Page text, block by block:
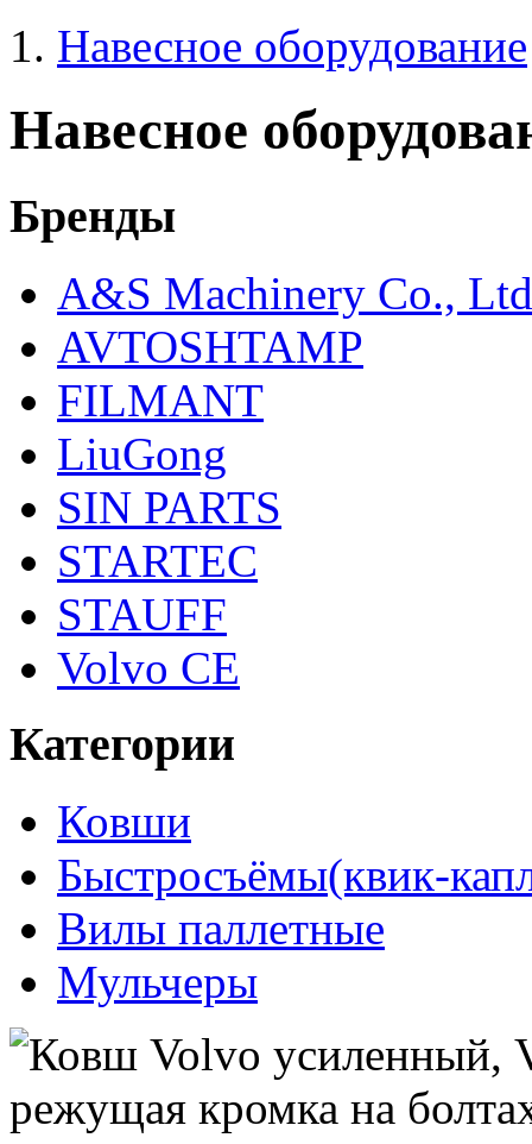
Навесное оборудование
Навесное
Бренды
A&S Machinery Co., Ltd
AVTOSHTAMP
FILMANT
LiuGong
SIN PARTS
STARTEC
STAUFF
Volvo CE
Категории
Ковши
Быстросъёмы(квик-
Вилы паллетные
Мульчеры